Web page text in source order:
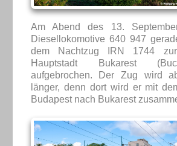
Am Abend des 13.
Diesellokomotive 640 947
dem Nachtzug IRN 1744
Hauptstadt Bukarest
aufgebrochen. Der Zug wird
länger, denn dort wird er mit
Budapest nach Bukarest